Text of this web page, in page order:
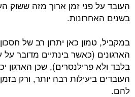
העובד על פני זמן ארוך מזה ששוק
בשנים האחרונות.
במקביל, טמון כאן יתרון רב של
הארגונים (כאשר בינתיים מדובר על
בלבד ולא פרילנסרים), שכן הארגון
העובדים ביעילות רבה יותר, ורק
להם.